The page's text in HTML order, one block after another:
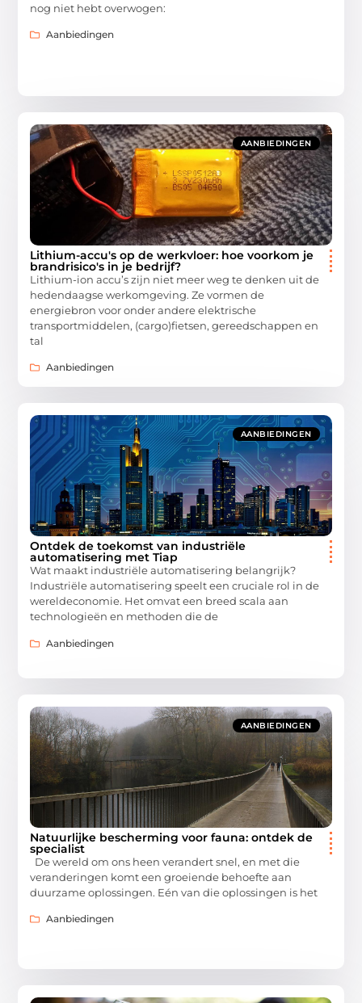
nog niet hebt overwogen:
Aanbiedingen
AANBIEDINGEN
Lithium-accu's op de werkvloer: hoe voorkom je
brandrisico's in je bedrijf?
Lithium-ion accu’s zijn niet meer weg te denken uit de
hedendaagse werkomgeving. Ze vormen de
energiebron voor onder andere elektrische
transportmiddelen, (cargo)fietsen, gereedschappen en
tal
Aanbiedingen
AANBIEDINGEN
Ontdek de toekomst van industriële
automatisering met Tiap
Wat maakt industriële automatisering belangrijk?
Industriële automatisering speelt een cruciale rol in de
wereldeconomie. Het omvat een breed scala aan
technologieën en methoden die de
Aanbiedingen
AANBIEDINGEN
Natuurlijke bescherming voor fauna: ontdek de
specialist
De wereld om ons heen verandert snel, en met die
veranderingen komt een groeiende behoefte aan
duurzame oplossingen. Eén van die oplossingen is het
Aanbiedingen